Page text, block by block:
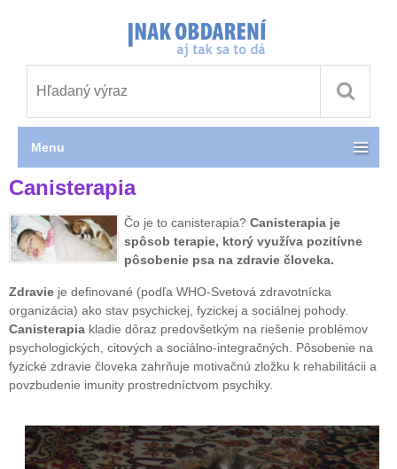
Canisterapia
Čo je to canisterapia? Canisterapia je
spôsob terapie, ktorý využíva pozitívne
pôsobenie psa na zdravie človeka.
Zdravie je definované (podľa WHO-Svetová zdravotnícka
organizácia) ako stav psychickej, fyzickej a sociálnej pohody.
Canisterapia kladie dôraz predovšetkým na riešenie problémov
psychologických, citových a sociálno-integračných. Pôsobenie na
fyzické zdravie človeka zahrňuje motivačnú zložku k rehabilitácii a
povzbudenie imunity prostredníctvom psychiky.
Menu